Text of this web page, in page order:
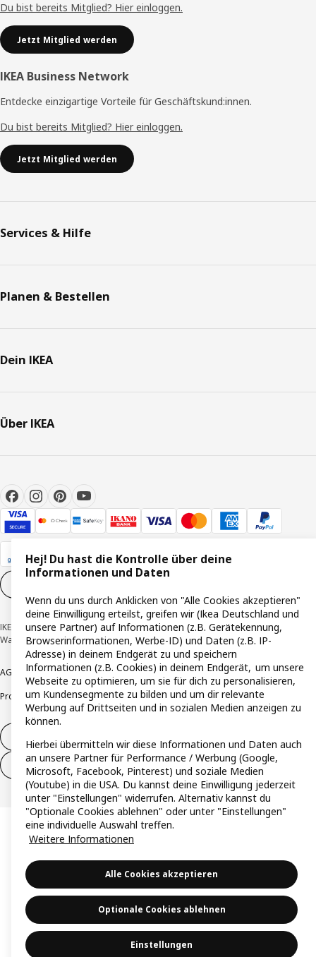
Du bist bereits Mitglied? Hier einloggen.
Jetzt Mitglied werden
IKEA Business Network
Entdecke einzigartige Vorteile für Geschäftskund:innen.
Du bist bereits Mitglied? Hier einloggen.
Jetzt Mitglied werden
Services & Hilfe
Planen & Bestellen
Dein IKEA
Über IKEA
IKEA Deutschland GmbH & Co. KG - Am Wandersmann 2-4, 65719 Hofheim-
Wallau © Inter IKEA Systems B.V. 1999-2026
AGB BarrierefreiheitCookie-RichtlinieDatenschutzerklärungImpressum
ProduktrückrufeResponsible DisclosureVertrauensstelle
Vertrag widerrufen (Services & Leistungen)
Hej! Du hast die Kontrolle über deine
Informationen und Daten
Wenn du uns durch Anklicken von "Alle Cookies akzeptieren"
deine Einwilligung erteilst, greifen wir (Ikea Deutschland und
unsere Partner) auf Informationen (z.B. Gerätekennung,
Browserinformationen, Werbe-ID) und Daten (z.B. IP-
Adresse) in deinem Endgerät zu und speichern
Informationen (z.B. Cookies) in deinem Endgerät, um unsere
Webseite zu optimieren, um sie für dich zu personalisieren,
um Kundensegmente zu bilden und um dir relevante
Werbung auf Drittseiten und in sozialen Medien anzeigen zu
können.
Hierbei übermitteln wir diese Informationen und Daten auch
an unsere Partner für Performance / Werbung (Google,
Microsoft, Facebook, Pinterest) und soziale Medien
(Youtube) in die USA. Du kannst deine Einwilligung jederzeit
unter "Einstellungen" widerrufen. Alternativ kannst du
"Optionale Cookies ablehnen" oder unter "Einstellungen"
eine individuelle Auswahl treffen.
Weitere Informationen
Alle Cookies akzeptieren
Optionale Cookies ablehnen
Einstellungen